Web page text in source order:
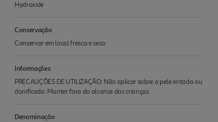
Hydroxide
Conservação
Conservar em local fresco e seco
Informações
PRECAUÇÕES DE UTILIZAÇÃO: Não aplicar sobre a pele irritada ou
danificada. Manter fora do alcance das crianças.
Denominação